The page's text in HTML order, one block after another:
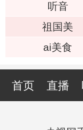
听音
祖国美
ai美食
首页 直播